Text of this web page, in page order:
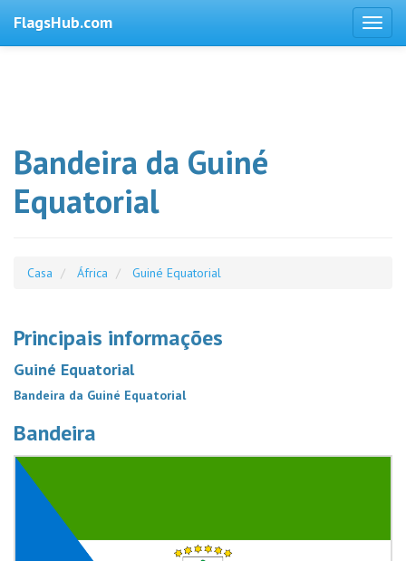
FlagsHub.com
Bandeira da Guiné
Equatorial
Casa África Guiné Equatorial
Principais informações
Guiné Equatorial
Bandeira da Guiné Equatorial
Bandeira